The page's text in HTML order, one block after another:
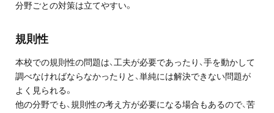
プライバシーポリシー
免責事項・著作権等
分野ごとの対策は立てやすい。
規則性
本校での規則性の問題は、工夫が必要であったり、手を動かして
調べなければならなかったりと、単純には解決できない問題が
よく見られる。
他の分野でも、規則性の考え方が必要になる場合もあるので、苦